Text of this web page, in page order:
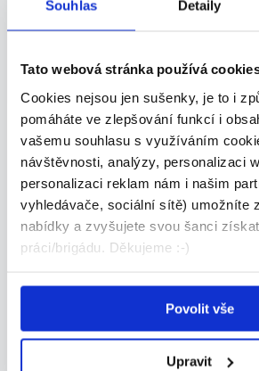
Souhlas Detaily
Tato webová stránka používá
Cookies nejsou jen sušenky, je to i
pomáháte ve zlepšování funkcí i
vašemu souhlasu s využíváním
návštěvnosti, analýzy, personalizaci
personalizaci reklam nám i našim
vyhledávače, sociální sítě) umožníte
nabídky a zvyšujete svou šanci
práci/brigádu. Děkujeme :-)
Povolit vše
Upravit
Dle domluvy
TOP
Administrativní pracovník
srbštinou a češtinou
Manpower • Brno